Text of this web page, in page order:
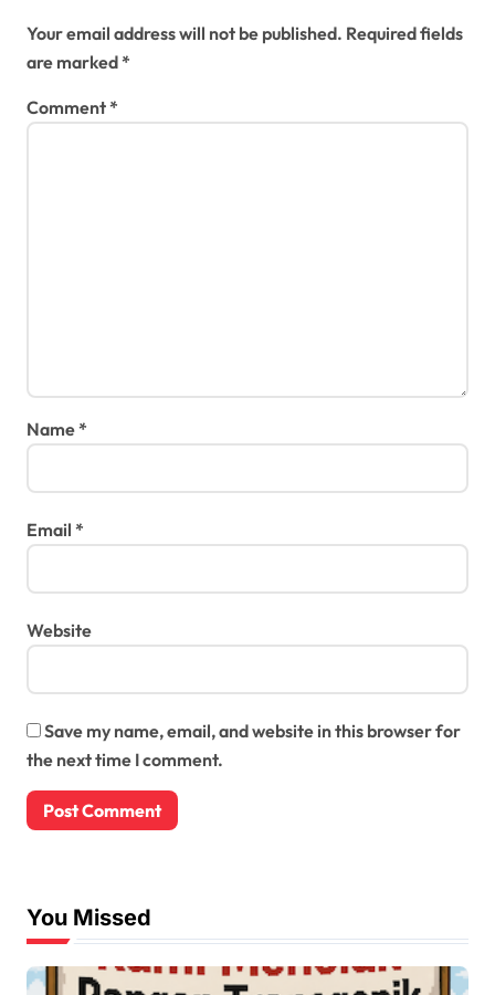
Your email address will not be published. Required fields
are marked*
Comment*
Name*
Email *
Website
Save my name, email, and website in this browser for
the next time I comment.
You Missed